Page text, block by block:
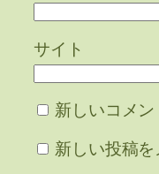
サイト
新しいコメ
新しい投稿